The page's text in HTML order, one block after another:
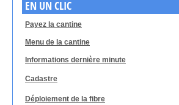
EN UN CLIC
Payez la cantine
Menu de la cantine
Informations dernière minute
Cadastre
Déploiement de la fibre